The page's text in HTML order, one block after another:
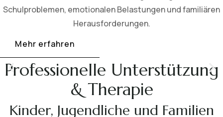
Schulproblemen, emotionalen Belastungen und familiären
Herausforderungen.
Mehr erfahren
Professionelle Unterstützung
& Therapie
Kinder, Jugendliche und Familien